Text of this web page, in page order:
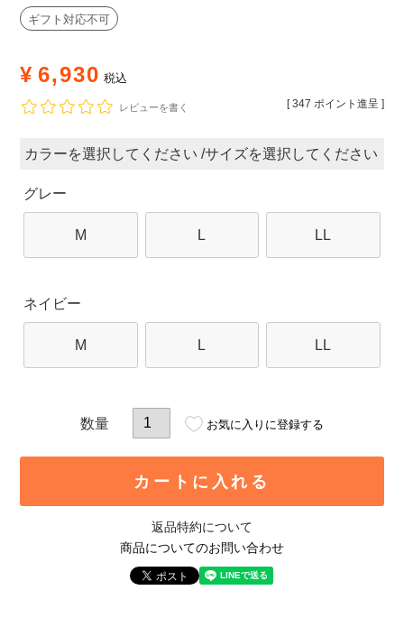
ギフト対応不可
¥ 6,930 税込
[ 347 ポイント進呈 ]
レビューを書く
カラー サイズ
グレー
M L LL
ネイビー
M L LL
お気に入りに登録する
カートに入れる
返品特約について
商品についてのお問い合わせ